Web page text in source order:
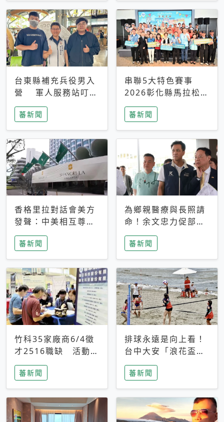
台東縣補充兵役男入
營 軍人服務站叮嚀
及歡送
蕃新聞
串聯5大特色賽事
2026彰化縣馬拉松嘉
年華啟動
蕃新聞
香格里拉對話會美方
發聲：中美相互尊
重、良性溝通事關全
球和平穩定
蕃新聞
為鄉親醫療與長照請
命！余文忠力促部苗
升格「台大苗栗分
院」
蕃新聞
竹科35家廠商6/4徵
才2516職缺 活動當
天完成面試2家廠商
即可參加抽獎
蕃新聞
排球永遠是向上看！
台中大安「浪花盃」
沙排賽今日起跑 烈
日、海風、餐車派對
引爆海線初夏
蕃新聞